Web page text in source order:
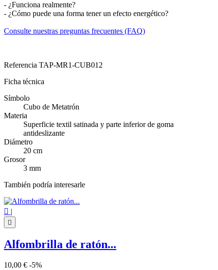
- ¿Funciona realmente?
- ¿Cómo puede una forma tener un efecto energético?
Consulte nuestras preguntas frecuentes (FAQ)
Referencia TAP-MR1-CUB012
Ficha técnica
Símbolo
Cubo de Metatrón
Materia
Superficie textil satinada y parte inferior de goma
antideslizante
Diámetro
20 cm
Grosor
3 mm
También podría interesarle
 |

Alfombrilla de ratón...
10,00 € -5%